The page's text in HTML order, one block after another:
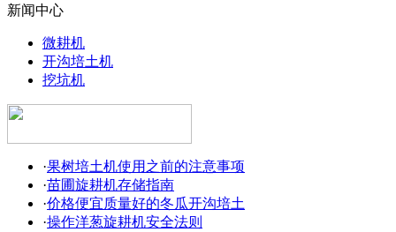
新闻中心
微耕机
开沟培土机
挖坑机
·果树培土机使用之前的注意事项
·苗圃旋耕机存储指南
·价格便宜质量好的冬瓜开沟培土
·操作洋葱旋耕机安全法则